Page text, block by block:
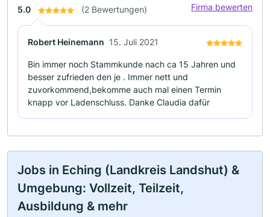
5.0 (2 Bewertungen) Firma bewerten
Robert Heinemann 15. Juli 2021
Bin immer noch Stammkunde nach ca 15 Jahren und
besser zufrieden den je . Immer nett und
zuvorkommend,bekomme auch mal einen Termin
knapp vor Ladenschluss. Danke Claudia dafür
Jobs in Eching (Landkreis Landshut) &
Umgebung: Vollzeit, Teilzeit,
Ausbildung & mehr